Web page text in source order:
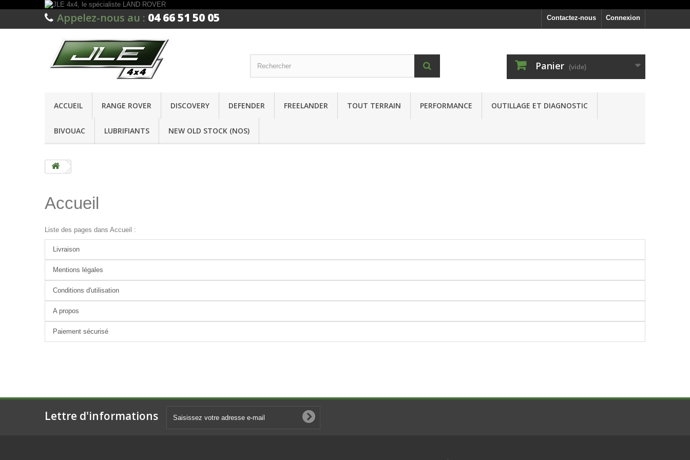
Connexion
Contactez-nous
Appelez-nous au : 04 66 51 50 05
Panier (vide)
ACCUEIL RANGE ROVER DISCOVERY DEFENDER FREELANDER TOUT TERRAIN PERFORMANCE OUTILLAGE ET DIAGNOSTIC
BIVOUAC LUBRIFIANTS NEW OLD STOCK (NOS)
Accueil
Liste des pages dans Accueil :
Livraison
Mentions légales
Conditions d'utilisation
A propos
Paiement sécurisé
Lettre d'informations